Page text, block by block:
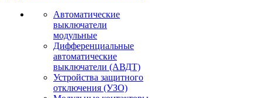
Автоматические
выключатели
модульные
Дифференциальные
автоматические
выключатели (АВДТ)
Устройства защитного
отключения (УЗО)